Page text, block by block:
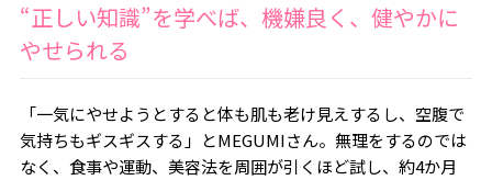
“正しい知識”を学べば、機嫌良く、健やかに
やせられる
「一気にやせようとすると体も肌も老け見えするし、空腹で
気持ちもギスギスする」とMEGUMIさん。無理をするのでは
なく、食事や運動、美容法を周囲が引くほど試し、約4か月